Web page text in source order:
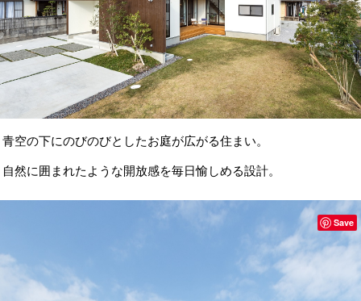
青空の下にのびのびとしたお庭が広がる住まい。
自然に囲まれたような開放感を毎日愉しめる設計。
Save